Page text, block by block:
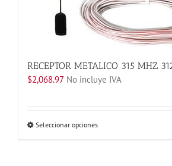
de
producto
RECEPTOR METALICO 315 MHZ
$2,068.97 No incluye IVA
Seleccionar opcionesEste